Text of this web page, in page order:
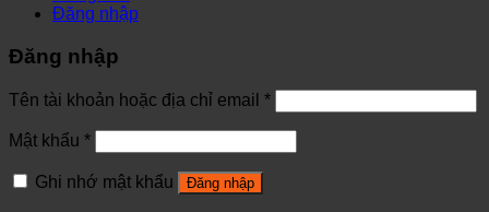
Đăng nhập
Đăng nhập
Tên tài khoản hoặc địa chỉ email *
Mật khẩu *
Ghi nhớ mật khẩu Đăng nhập